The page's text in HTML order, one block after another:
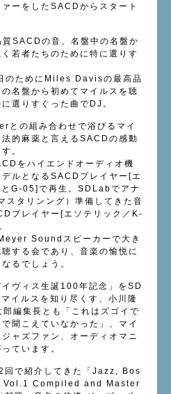
ーをしたSACDからスタート
SACDの音、名盤中の名盤か
若者たちのために特に選りす
のためにMiles Davisの最高品
名盤から初めてマイルスを聴
選りすぐった曲でDJ。
の組み合わせで浴びるマイ
的麻薬と言えるSACDの感動
。
をハイエンドオーディオ機
ルとなるSACDプレイヤー[エ
G-05]で再生。SDLabでアナ
スタリンング）準備してきた音
プレイヤー[エソテリック／K-
Soundスピーカーで大き
する会であり、音楽の愉悦に
るでしょう。
ヴィス生誕100年記念」をSD
イルスを知り尽くす、小川隆
編集長とも「これはズゴイで
聞こえていなかった」、マイ
ャズファン、オーディオマニ
ています。
回で紹介してきた「Jazz, Bos
Compiled and Master